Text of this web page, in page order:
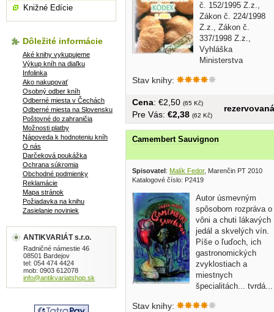
č. 152/1995 Z.z.,
Zákon č. 224/1998
Z.z., Zákon č.
337/1998 Z.z.,
Vyhláška
Ministerstva
Stav knihy:
rezervovaná
Cena: €2,50 (65 Kč)
Pre Vás: €2,38 (62 Kč)
Camembert Sauvignon
Spisovatel: Malík Fedor, Marenčin PT 2010
Katalogové číslo: P2419
Autor úsmevným
spôsobom rozpráva o
vôni a chuti lákavých
jedál a skvelých vín.
Píše o ľuďoch, ich
gastronomických
zvyklostiach a
miestnych
špecialitách... tvrdá...
Stav knihy:
Knižné Edície
Dôležité informácie
Aké knihy vykupujeme
Výkup kníh na diaľku
Infolinka
Ako nakupovať
Osobný odber kníh
Odberné miesta v Čechách
Odberné miesta na Slovensku
Poštovné do zahraničia
Možnosti platby
Nápoveda k hodnoteniu kníh
O nás
Darčeková poukážka
Ochrana súkromia
Obchodné podmienky
Reklamácie
Mapa stránok
Požiadavka na knihu
Zasielanie noviniek
ANTIKVARIÁT s.r.o.
Radničné námestie 46
08501 Bardejov
tel: 054 474 4424
mob: 0903 612078
info@antikvariatshop.sk